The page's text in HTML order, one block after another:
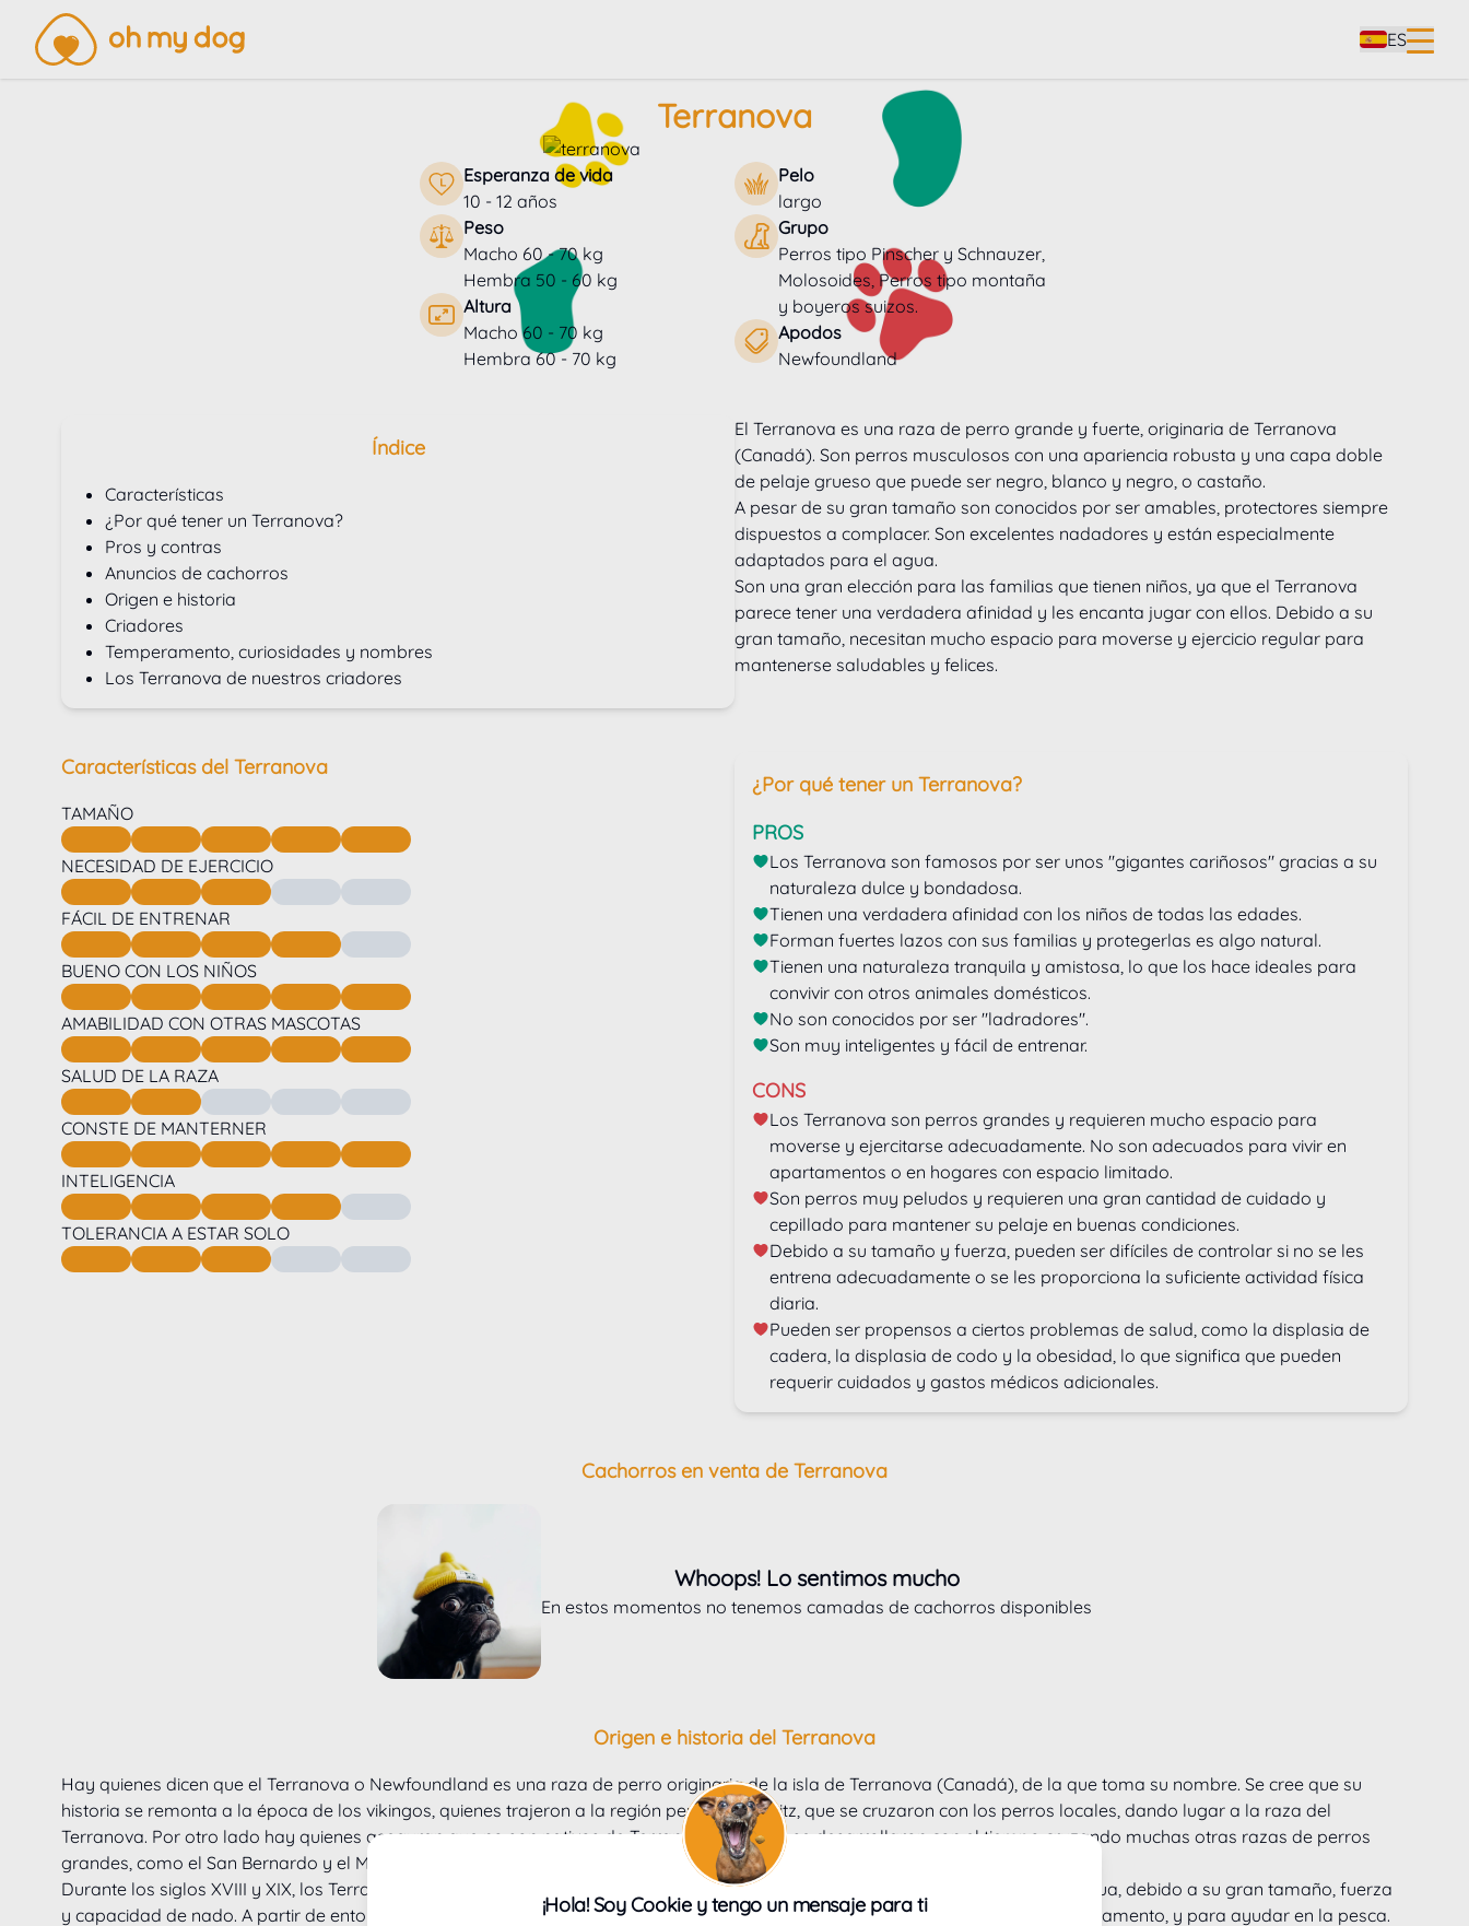
ES
Terranova
Esperanza de vida
10 - 12 años
Peso
Macho 60 - 70 kg
Hembra 50 - 60 kg
Altura
Macho 60 - 70 kg
Hembra 60 - 70 kg
Pelo
largo
Grupo
Perros tipo Pinscher y Schnauzer,
Molosoides, Perros tipo montaña
y boyeros suizos.
Apodos
Newfoundland
Índice
Características
¿Por qué tener un Terranova?
Pros y contras
Anuncios de cachorros
Origen e historia
Criadores
Temperamento, curiosidades y nombres
Los Terranova de nuestros criadores
El Terranova es una raza de perro grande y fuerte, originaria de Terranova
(Canadá). Son perros musculosos con una apariencia robusta y una capa doble
de pelaje grueso que puede ser negro, blanco y negro, o castaño.
A pesar de su gran tamaño son conocidos por ser amables, protectores siempre
dispuestos a complacer. Son excelentes nadadores y están especialmente
adaptados para el agua.
Son una gran elección para las familias que tienen niños, ya que el Terranova
parece tener una verdadera afinidad y les encanta jugar con ellos. Debido a su
gran tamaño, necesitan mucho espacio para moverse y ejercicio regular para
mantenerse saludables y felices.
Características del Terranova
TAMAÑO
NECESIDAD DE EJERCICIO
FÁCIL DE ENTRENAR
BUENO CON LOS NIÑOS
AMABILIDAD CON OTRAS MASCOTAS
SALUD DE LA RAZA
CONSTE DE MANTERNER
INTELIGENCIA
TOLERANCIA A ESTAR SOLO
¿Por qué tener un Terranova?
PROS
Los Terranova son famosos por ser unos "gigantes cariñosos" gracias a su
naturaleza dulce y bondadosa.
Tienen una verdadera afinidad con los niños de todas las edades.
Forman fuertes lazos con sus familias y protegerlas es algo natural.
Tienen una naturaleza tranquila y amistosa, lo que los hace ideales para
convivir con otros animales domésticos.
No son conocidos por ser "ladradores".
Son muy inteligentes y fácil de entrenar.
CONS
Los Terranova son perros grandes y requieren mucho espacio para
moverse y ejercitarse adecuadamente. No son adecuados para vivir en
apartamentos o en hogares con espacio limitado.
Son perros muy peludos y requieren una gran cantidad de cuidado y
cepillado para mantener su pelaje en buenas condiciones.
Debido a su tamaño y fuerza, pueden ser difíciles de controlar si no se les
entrena adecuadamente o se les proporciona la suficiente actividad física
diaria.
Pueden ser propensos a ciertos problemas de salud, como la displasia de
cadera, la displasia de codo y la obesidad, lo que significa que pueden
requerir cuidados y gastos médicos adicionales.
Cachorros en venta de Terranova
Whoops! Lo sentimos mucho
En estos momentos no tenemos camadas de cachorros disponibles
Origen e historia del Terranova
Hay quienes dicen que el Terranova o Newfoundland es una raza de perro originaria de la isla de Terranova (Canadá), de la que toma su nombre. Se cree que su
historia se remonta a la época de los vikingos, quienes trajeron a la región perros tipo Spitz, que se cruzaron con los perros locales, dando lugar a la raza del
Terranova. Por otro lado hay quienes aseguran que no son nativos de Terranova, sino que se desarrollaron con el tiempo cruzando muchas otras razas de perros
grandes, como el San Bernardo y el Mastín inglés , con razas nativas de Terranova conocidas como Perros de San Juan.
Durante los siglos XVIII y XIX, los Terranova se hicieron muy populares en Europa, gracias a su habilidad para el rescate en el agua, debido a su gran tamaño, fuerza
y capacidad de nado. A partir de entonces, se utilizaron principalmente para el trabajo en el agua, como perros de rescate y salvamento, y para ayudar en la pesca.
¡Hola! Soy Cookie y tengo un mensaje para ti